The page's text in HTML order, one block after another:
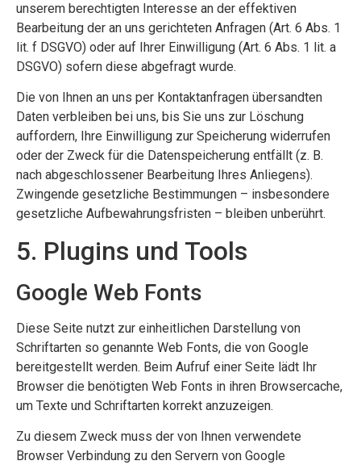
unserem berechtigten Interesse an der effektiven
Bearbeitung der an uns gerichteten Anfragen (Art. 6 Abs. 1
lit. f DSGVO) oder auf Ihrer Einwilligung (Art. 6 Abs. 1 lit. a
DSGVO) sofern diese abgefragt wurde.
Die von Ihnen an uns per Kontaktanfragen übersandten
Daten verbleiben bei uns, bis Sie uns zur Löschung
auffordern, Ihre Einwilligung zur Speicherung widerrufen
oder der Zweck für die Datenspeicherung entfällt (z. B.
nach abgeschlossener Bearbeitung Ihres Anliegens).
Zwingende gesetzliche Bestimmungen – insbesondere
gesetzliche Aufbewahrungsfristen – bleiben unberührt.
5. Plugins und Tools
Google Web Fonts
Diese Seite nutzt zur einheitlichen Darstellung von
Schriftarten so genannte Web Fonts, die von Google
bereitgestellt werden. Beim Aufruf einer Seite lädt Ihr
Browser die benötigten Web Fonts in ihren Browsercache,
um Texte und Schriftarten korrekt anzuzeigen.
Zu diesem Zweck muss der von Ihnen verwendete
Browser Verbindung zu den Servern von Google